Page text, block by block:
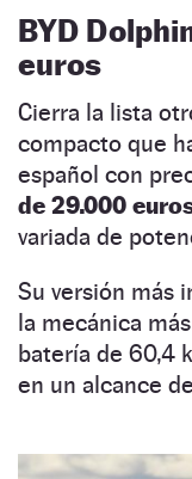
BYD
euros
Cierra la lista
compacto que
español con
de 29.000
variada de
Su versión más
la mecánica
batería de 60,4
en un alcance de